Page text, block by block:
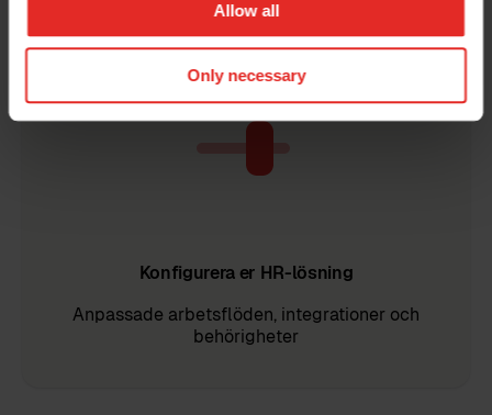
Allow all
Only necessary
2
Konfigurera er HR-lösning
Anpassade arbetsflöden, integrationer och
behörigheter